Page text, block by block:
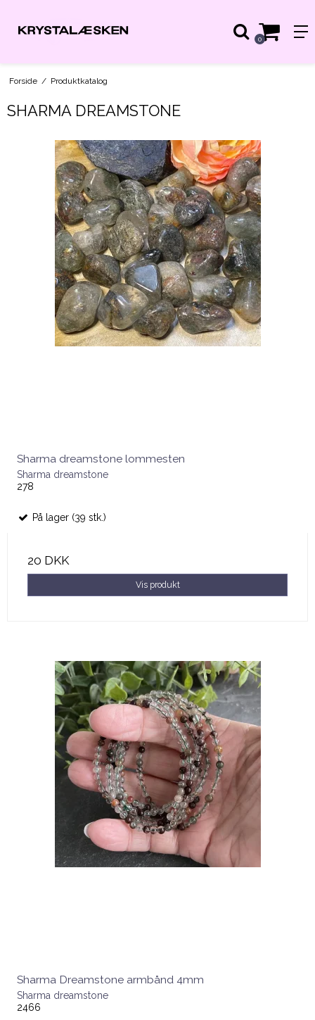
0
Forside / Produktkatalog
SHARMA DREAMSTONE
Sharma dreamstone lommesten
Sharma dreamstone
278
På lager (39 stk.)
20 DKK
Vis produkt
Sharma Dreamstone armbånd 4mm
Sharma dreamstone
2466